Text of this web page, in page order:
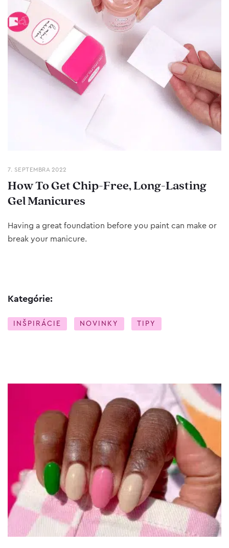
7. SEPTEMBRA 2022
How To Get Chip-Free, Long-Lasting
Gel Manicures
Having a great foundation before you paint can make or
break your manicure.
Kategórie:
INŠPIRÁCIE NOVINKY TIPY